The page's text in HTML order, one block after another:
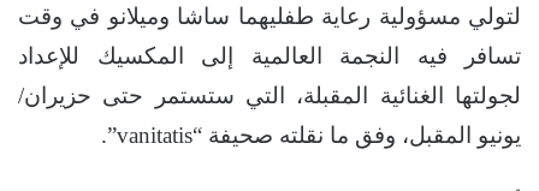
لتولي مسؤولية رعاية طفليهما ساشا وميلانو في وقت
تسافر فيه النجمة العالمية إلى المكسيك للإعداد
لجولتها الغنائية المقبلة، التي ستستمر حتى حزيران/
يونيو المقبل، وفق ما نقلته صحيفة “vanitatis”.